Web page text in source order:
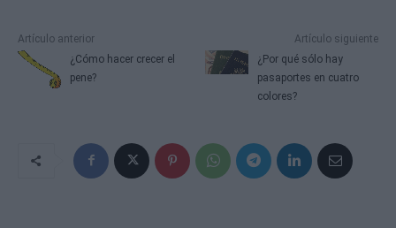
Artículo anterior
¿Cómo hacer crecer el
pene?
Artículo siguiente
¿Por qué sólo hay
pasaportes en cuatro
colores?